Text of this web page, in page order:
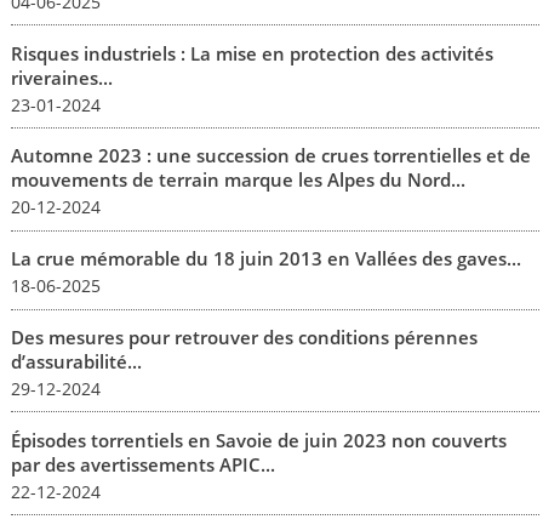
Risques industriels : La mise en protection des activités
riveraines...
23-01-2024
Automne 2023 : une succession de crues torrentielles et de
mouvements de terrain marque les Alpes du Nord...
20-12-2024
La crue mémorable du 18 juin 2013 en Vallées des gaves...
18-06-2025
Des mesures pour retrouver des conditions pérennes
d’assurabilité...
29-12-2024
Épisodes torrentiels en Savoie de juin 2023 non couverts
par des avertissements APIC...
22-12-2024